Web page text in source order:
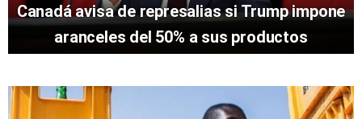
Canadá avisa de represalias si Trump impone
aranceles del 50% a sus productos